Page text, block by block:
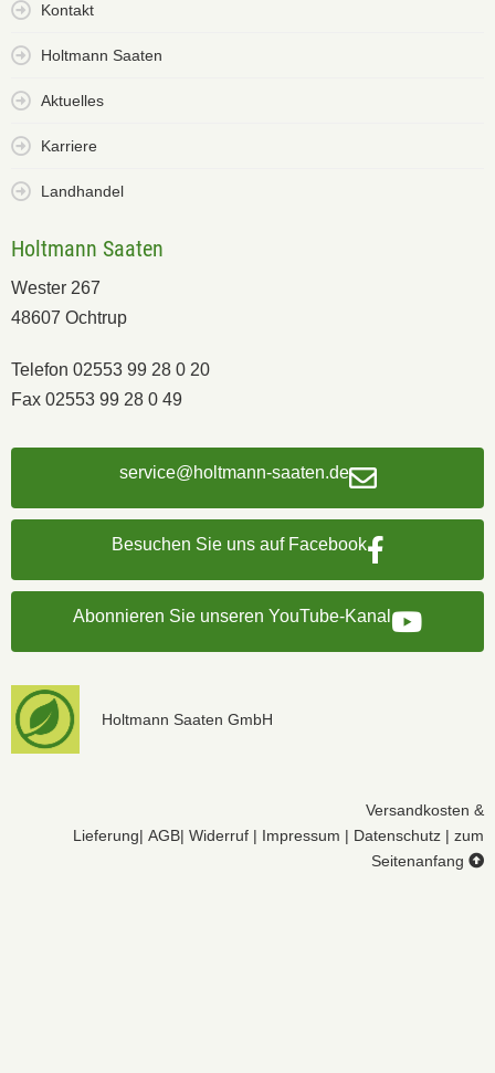
Kontakt
Holtmann Saaten
Aktuelles
Karriere
Landhandel
Holtmann Saaten
Wester 267
48607 Ochtrup
Telefon 02553 99 28 0 20
Fax 02553 99 28 0 49
service@holtmann-saaten.de
Besuchen Sie uns auf Facebook
Abonnieren Sie unseren YouTube-Kanal
Holtmann Saaten GmbH
Versandkosten &
Lieferung| AGB| Widerruf | Impressum | Datenschutz | zum
Seitenanfang